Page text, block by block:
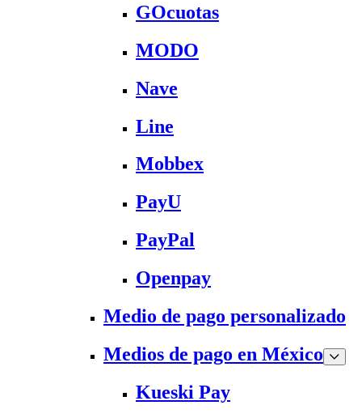
GOcuotas
MODO
Nave
Line
Mobbex
PayU
PayPal
Openpay
Medio de pago personalizado
Medios de pago en México
Kueski Pay